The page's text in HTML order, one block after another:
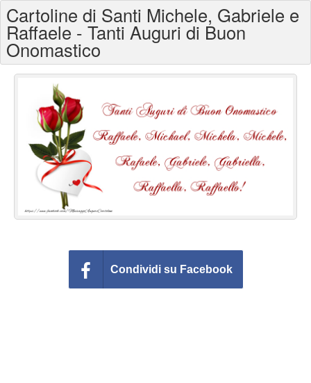
Cartoline auguri anni
Cartoline giorni anno
Cartoline giorni settimana
Cartoline musicali
Cartoline animate
Accedi
Cartoline di Santi Michele, Gabriele e
Raffaele - Tanti Auguri di Buon
Onomastico
Condividi su Facebook